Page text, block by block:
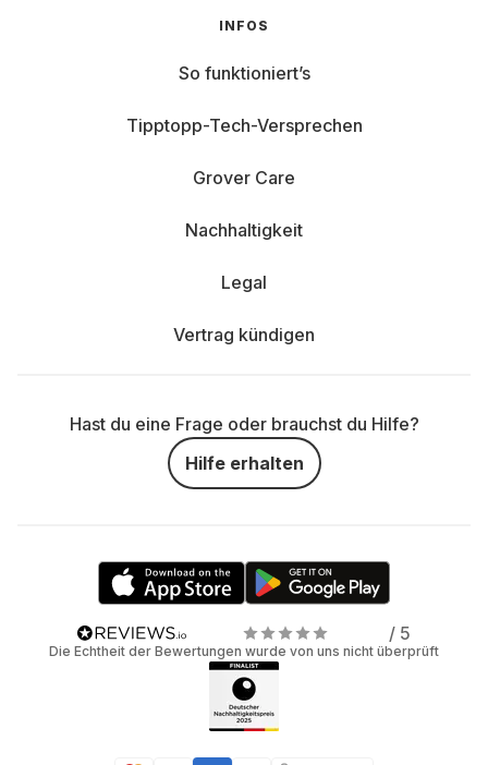
INFOS
So funktioniert’s
Tipptopp-Tech-Versprechen
Grover Care
Nachhaltigkeit
Legal
Vertrag kündigen
Hast du eine Frage oder brauchst du Hilfe?
Hilfe erhalten
/ 5
Die Echtheit der Bewertungen wurde von uns nicht überprüft